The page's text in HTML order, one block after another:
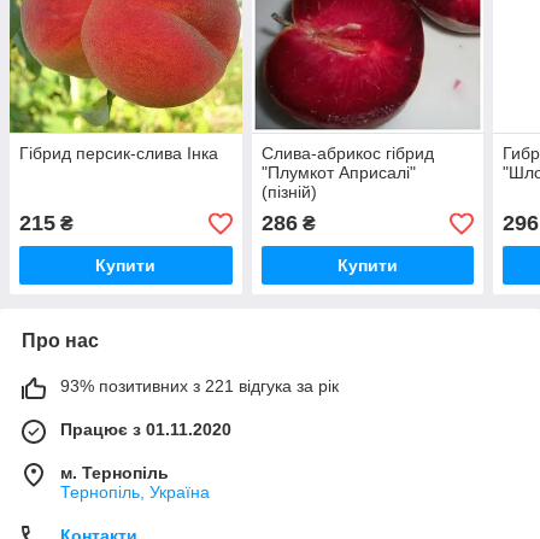
Гібрид персик-слива Інка
215 ₴
Купити
Слива-абрикос гібрид
"Плумкот Априсалі"
(пізній)
286₴
Купити
296
Про нас
93% позитивних з 221 відгука за рік
Працює з 01.11.2020
м. Тернопіль
Тернопіль, Україна